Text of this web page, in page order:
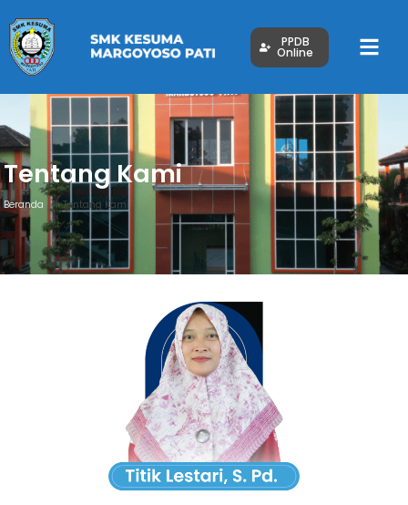
PPDB
Online
Tentang Kami
Beranda Tentang Kami